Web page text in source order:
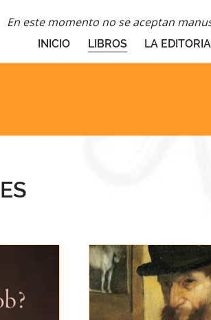
En este momento no se aceptan
INICIO LIBROS LA